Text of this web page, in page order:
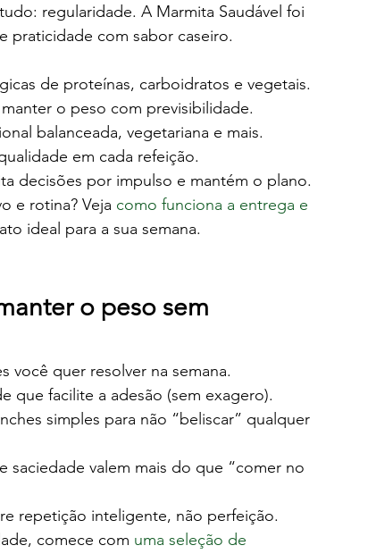
regularidade. A Marmita Saudável foi
praticidade com sabor caseiro.
de proteínas, carboidratos e vegetais.
o peso com previsibilidade.
balanceada, vegetariana e mais.
em cada refeição.
decisões por impulso e mantém o plano.
e rotina? Veja como funciona a entrega e
ideal para a sua semana.
o peso sem
você quer resolver na semana.
que facilite a adesão (sem exagero).
simples para não “beliscar” qualquer
valem mais do que “comer no
repetição inteligente, não perfeição.
comece com uma seleção de